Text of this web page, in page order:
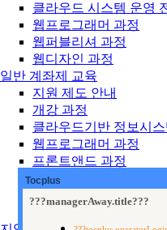
클라우드 시스템 운영
웹프로그래머 과정
웹퍼블리셔 과정
웹디자인 과정
일반 계좌제 교육
지원 제도 안내
개강 과정
클라우드기반 정보시
웹프로그래머 과정
프론트앤드 과정
웹퍼블리셔 과정
웹디자인 과정
출판 기획 및 편집
Tocplus